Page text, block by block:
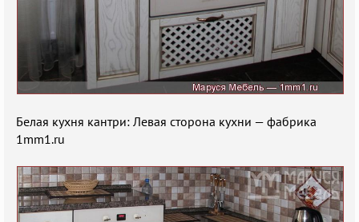
Белая кухня кантри: Левая сторона кухни — фабрика
1mm1.ru